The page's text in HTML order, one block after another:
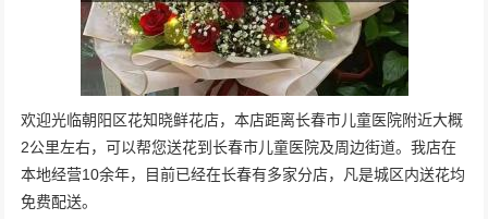
欢迎光临朝阳区花知晓鲜花店，本店距离长春市儿童医院附近大概
2公里左右，可以帮您送花到长春市儿童医院及周边街道。我店在
本地经营10余年，目前已经在长春有多家分店，凡是城区内送花均
免费配送。